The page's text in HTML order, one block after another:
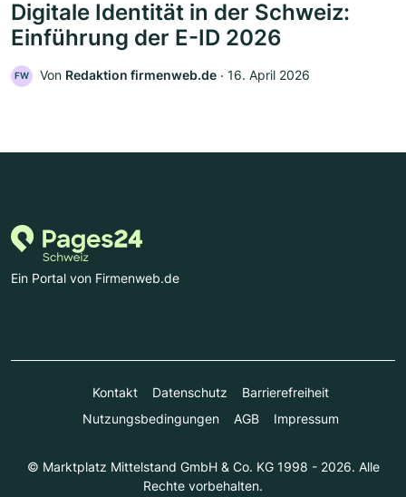
Digitale Identität in der Schweiz:
Einführung der E-ID 2026
FW Von Redaktion firmenweb.de ‧ 16. April 2026
Ein Portal von Firmenweb.de
Kontakt Datenschutz
Barrierefreiheit
Nutzungsbedingungen
AGB Impressum
© Marktplatz Mittelstand GmbH & Co. KG 1998 - 2026. Alle
Rechte vorbehalten.